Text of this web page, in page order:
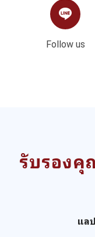
Follow us
รับรองคุ
แล